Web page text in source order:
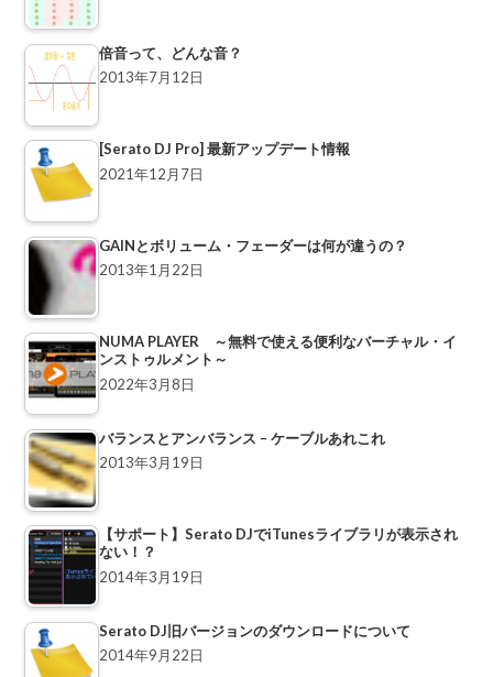
倍音って、どんな音？
2013年7月12日
[Serato DJ Pro] 最新アップデート情報
2021年12月7日
GAINとボリューム・フェーダーは何が違うの？
2013年1月22日
NUMA PLAYER ～無料で使える便利なバーチャル・イ
ンストゥルメント～
2022年3月8日
バランスとアンバランス – ケーブルあれこれ
2013年3月19日
【サポート】Serato DJでiTunesライブラリが表示され
ない！？
2014年3月19日
Serato DJ旧バージョンのダウンロードについて
2014年9月22日